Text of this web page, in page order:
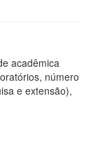
acadêmica
número
e extensão),